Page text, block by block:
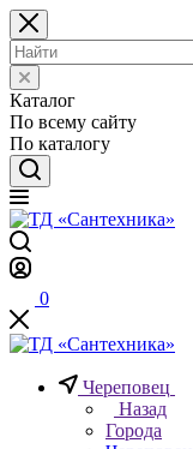
Каталог
По всему сайту
По каталогу
0
Череповец
Назад
Города